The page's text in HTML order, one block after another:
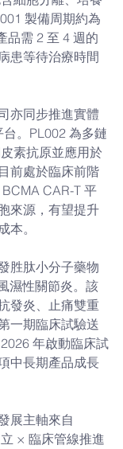
製備周期約為
品需 2 至 4 週的
患等待治療時間
亦同步推進實體
。PL002 為多鏈
素抗原並應用於
前處於臨床前階
CAR-T 平
來源，有望提升
本。
胜肽小分子藥物
濕性關節炎。該
發炎、止痛雙重
一期臨床試驗送
年啟動臨床試
中長期產品成長
展主軸來自
× 臨床管線推進